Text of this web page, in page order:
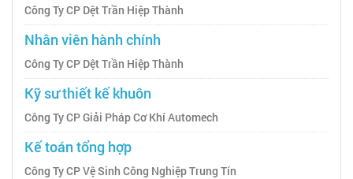
Công Ty CP Dệt Trần Hiệp Thành
Nhân viên hành chính
Công Ty CP Dệt Trần Hiệp Thành
Kỹ sư thiết kế khuôn
Công Ty CP Giải Pháp Cơ Khí Automech
Kế toán tổng hợp
Công Ty CP Vệ Sinh Công Nghiệp Trung Tín